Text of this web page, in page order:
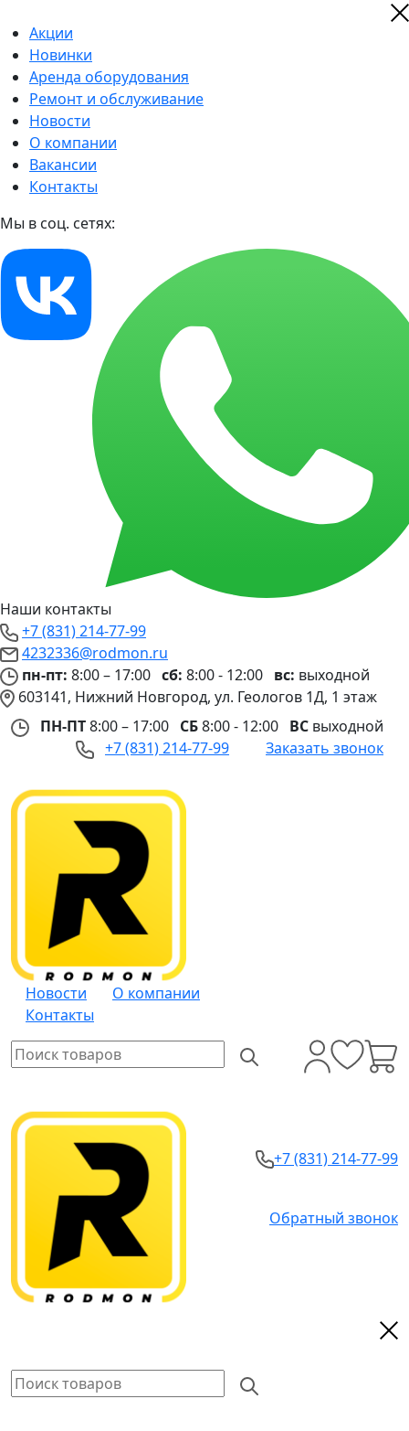
Акции
Новинки
Аренда оборудования
Ремонт и обслуживание
Новости
О компании
Вакансии
Контакты
Мы в соц. сетях:
Наши контакты
+7 (831) 214-77-99
4232336@rodmon.ru
пн-пт: 8:00 – 17:00 сб: 8:00 - 12:00 вс: выходной
603141, Нижний Новгород, ул. Геологов 1Д, 1 этаж
ПН-ПТ8:00 – 17:00 СБ8:00 - 12:00 ВС выходной
+7 (831) 214-77-99
Заказать звонок
Новости
О компании
Контакты
+7 (831) 214-77-99
Обратный звонок